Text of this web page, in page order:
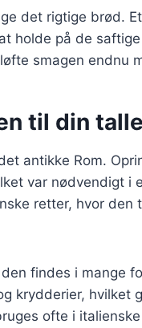
det rigtige brød.
holde på de saftige
smagen endnu
til din
antikke Rom.
var nødvendigt i
retter, hvor den
findes i mange
krydderier, hvilket
ofte i